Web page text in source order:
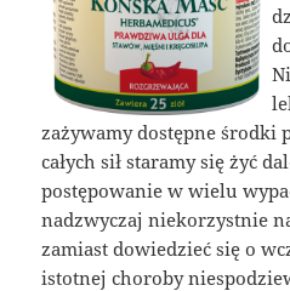
zażywamy dostępne środki
całych sił staramy się żyć
postępowanie w wielu
nadzwyczaj niekorzystnie
zamiast dowiedzieć się o
istotnej choroby